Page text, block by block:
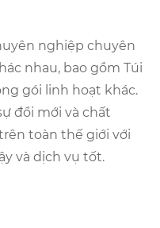
nghiệp chuyên
nhau, bao gồm Túi
gói linh hoạt khác.
đổi mới và chất
toàn thế giới với
và dịch vụ tốt.